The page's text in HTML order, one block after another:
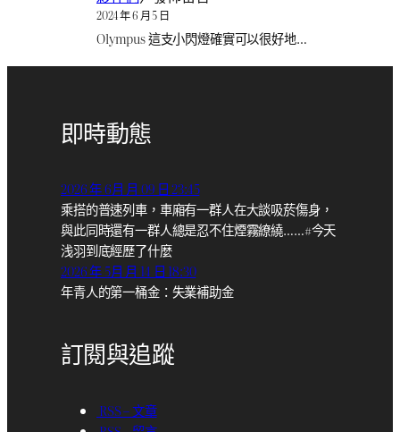
2024 年 6 月 5 日
Olympus 這支小閃燈確實可以很好地…
即時動態
2026 年 6月 月 09 日 23:45
乘搭的普速列車，車廂有一群人在大談吸菸傷身，
與此同時還有一群人總是忍不住煙霧繚繞……#今天
浅羽到底經歷了什麼
2026 年 5月 月 14 日 18:30
年青人的第一桶金：失業補助金
訂閱與追蹤
RSS – 文章